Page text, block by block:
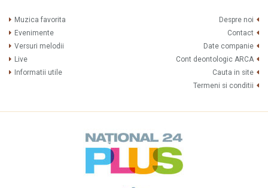
Muzica favorita
Evenimente
Versuri melodii
Live
Informatii utile
Despre noi
Contact
Date companie
Cont deontologic ARCA
Cauta in site
Termeni si conditii